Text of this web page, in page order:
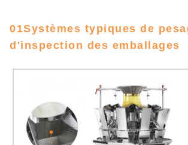
01Systèmes typiques de
d'inspection des emballages